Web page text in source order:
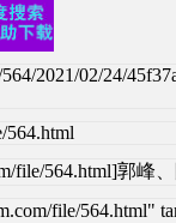
2021/02/24/
564.html
file/564.html]郭峰
file/564.html"